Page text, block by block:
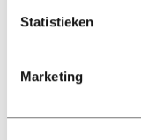
Statistieken
Marketing